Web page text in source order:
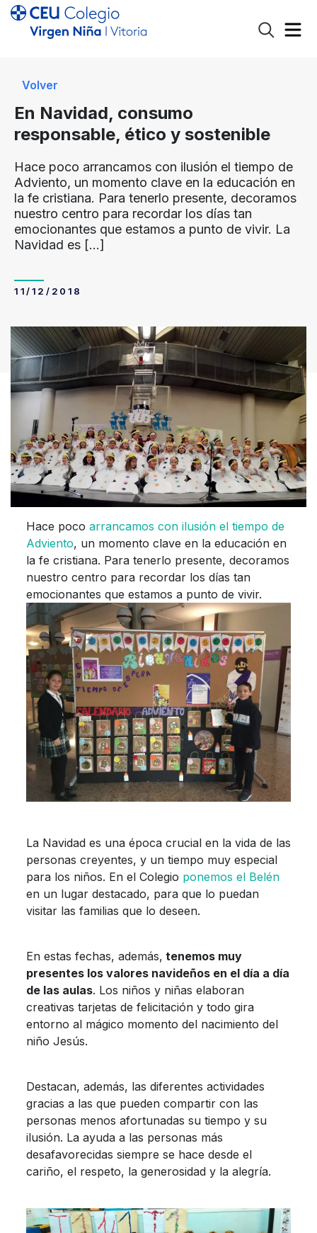
Volver
En Navidad, consumo
responsable, ético y sostenible
Hace poco arrancamos con ilusión el tiempo de
Adviento, un momento clave en la educación en
la fe cristiana. Para tenerlo presente, decoramos
nuestro centro para recordar los días tan
emocionantes que estamos a punto de vivir. La
Navidad es […]
11/12/2018
Hace poco arrancamos con ilusión el tiempo de
Adviento, un momento clave en la educación en
la fe cristiana. Para tenerlo presente, decoramos
nuestro centro para recordar los días tan
emocionantes que estamos a punto de vivir.
La Navidad es una época crucial en la vida de las
personas creyentes, y un tiempo muy especial
para los niños. En el Colegio ponemos el Belén
en un lugar destacado, para que lo puedan
visitar las familias que lo deseen.
En estas fechas, además, tenemos muy
presentes los valores navideños en el día a día
de las aulas. Los niños y niñas elaboran
creativas tarjetas de felicitación y todo gira
entorno al mágico momento del nacimiento del
niño Jesús.
Destacan, además, las diferentes actividades
gracias a las que pueden compartir con las
personas menos afortunadas su tiempo y su
ilusión. La ayuda a las personas más
desafavorecidas siempre se hace desde el
cariño, el respeto, la generosidad y la alegría.